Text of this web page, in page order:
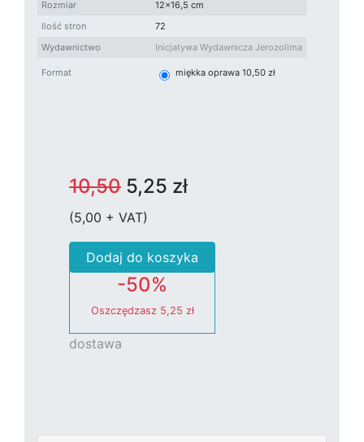
Rozmiar
12x16,5 cm
Ilość stron
72
Wydawnictwo
Inicjatywa Wydawnicza Jerozolima
Format miękka oprawa 10,50 zł
10,50 5,25 zł
(5,00 + VAT)
Dodaj do koszyka
-50%
Oszczędzasz 5,25 zł
dostawa